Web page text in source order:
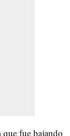
que fue bajando